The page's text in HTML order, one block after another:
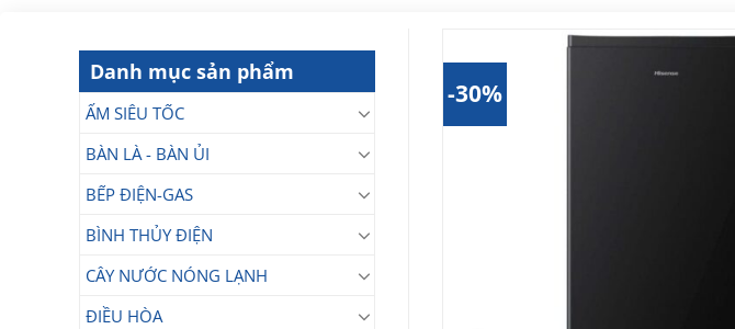
Danh mục sản phẩm
ẤM SIÊU TỐC
BÀN LÀ - BÀN ỦI
BẾP ĐIỆN-GAS
BÌNH THỦY ĐIỆN
CÂY NƯỚC NÓNG LẠNH
ĐIỀU HÒA
-30%